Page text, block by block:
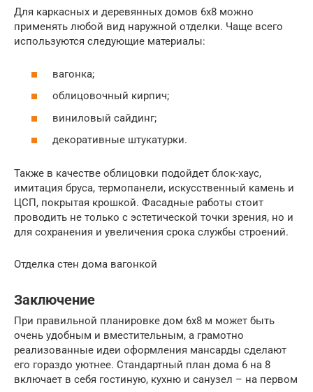
Для каркасных и деревянных домов 6х8 можно
применять любой вид наружной отделки. Чаще всего
используются следующие материалы:
вагонка;
облицовочный кирпич;
виниловый сайдинг;
декоративные штукатурки.
Также в качестве облицовки подойдет блок-хаус,
имитация бруса, термопанели, искусственный камень и
ЦСП, покрытая крошкой. Фасадные работы стоит
проводить не только с эстетической точки зрения, но и
для сохранения и увеличения срока службы строений.
Отделка стен дома вагонкой
Заключение
При правильной планировке дом 6х8 м может быть
очень удобным и вместительным, а грамотно
реализованные идеи оформления мансарды сделают
его гораздо уютнее. Стандартный план дома 6 на 8
включает в себя гостиную, кухню и санузел – на первом